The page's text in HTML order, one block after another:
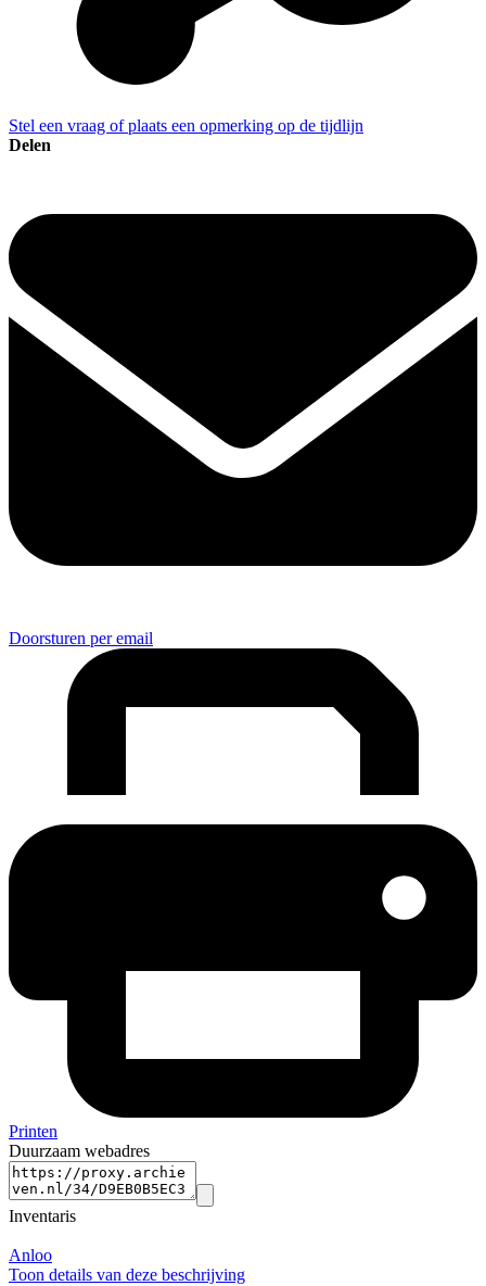
Stel een vraag of plaats een opmerking op de tijdlijn
Delen
Doorsturen per email
Printen
Duurzaam webadres
Inventaris
Anloo
Toon details van deze beschrijving